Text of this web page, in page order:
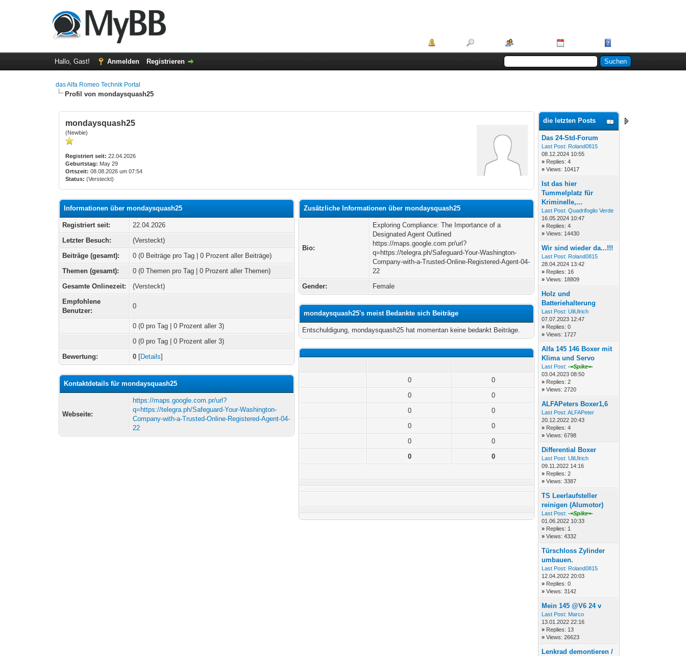
Hallo, Gast! Anmelden Registrieren
das Alfa Romeo Technik Portal
Profil von mondaysquash25
mondaysquash25
(Newbie)
Registriert seit: 22.04.2026
Geburtstag: May 29
Ortszeit: 08.08.2026 um 07:54
Status: (Versteckt)
Informationen über mondaysquash25
Registriert seit:
22.04.2026
Letzter Besuch:
(Versteckt)
Beiträge (gesamt):
0 (0 Beiträge pro Tag | 0 Prozent aller Beiträge)
Themen (gesamt):
0 (0 Themen pro Tag | 0 Prozent aller Themen)
Gesamte Onlinezeit:
(Versteckt)
Empfohlene
Benutzer:
0
0 (0 pro Tag | 0 Prozent aller 3)
0 (0 pro Tag | 0 Prozent aller 3)
Bewertung:
0 [Details]
Kontaktdetails für mondaysquash25
Webseite:
https://maps.google.com.pr/url?
q=https://telegra.ph/Safeguard-Your-Washington-
Company-with-a-Trusted-Online-Registered-Agent-04-
22
Zusätzliche Informationen über mondaysquash25
Bio:
Exploring Compliance: The Importance of a
Designated Agent Outlined
https://maps.google.com.pr/url?
q=https://telegra.ph/Safeguard-Your-Washington-
Company-with-a-Trusted-Online-Registered-Agent-04-
22
Gender:
Female
mondaysquash25's meist Bedankte sich Beiträge
Entschuldigung, mondaysquash25 hat momentan keine bedankt Beiträge.
0
0
0
0
0
0
0
0
0
0
0
0
die letzten Posts
Das 24-Std-Forum
Last Post: Roland0815
08.12.2024 10:55
» Replies: 4
»Views: 10417
Ist das hier
Tummelplatz für
Kriminelle,...
Last Post: Quadrifoglio Verde
16.05.2024 10:47
» Replies: 4
»Views: 14430
Wir sind wieder da...!!!
Last Post: Roland0815
28.04.2024 13:42
» Replies: 16
»Views: 18809
Holz und
Batteriehalterung
Last Post: UliUlrich
07.07.2023 12:47
» Replies: 0
»Views: 1727
Alfa 145 146 Boxer mit
Klima und Servo
Last Post: -=Spike=-
03.04.2023 08:50
» Replies: 2
»Views: 2720
ALFAPeters Boxer1,6
Last Post: ALFAPeter
20.12.2022 20:43
» Replies: 4
»Views: 6798
Differential Boxer
Last Post: UliUlrich
09.11.2022 14:16
» Replies: 2
»Views: 3387
TS Leerlaufsteller
reinigen (Alumotor)
Last Post: -=Spike=-
01.06.2022 10:33
» Replies: 1
»Views: 4332
Türschloss Zylinder
umbauen.
Last Post: Roland0815
12.04.2022 20:03
» Replies: 0
»Views: 3142
Mein 145 @V6 24 v
Last Post: Marco
13.01.2022 22:16
» Replies: 13
»Views: 26623
Lenkrad demontieren /